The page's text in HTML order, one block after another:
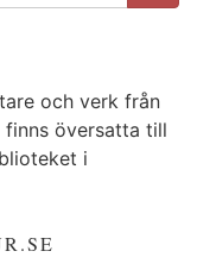
och verk från
finns översatta till
i